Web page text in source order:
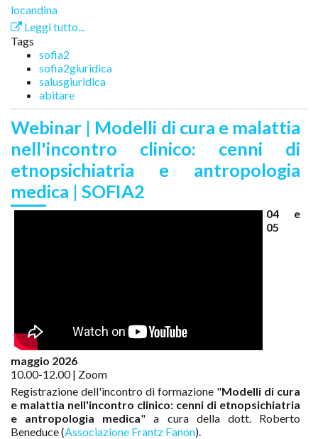
locandina
Leggi tutto...
Tags
sofia2
sofia2giuridica
salusgiuridica
abitare
Webinar | Modelli di cura e malattia
nell'incontro clinico: cenni di
etnopsichiatria e antropologia
medica | SOFIA2
04 e
05
maggio 2026
10.00-12.00 | Zoom
Registrazione dell'incontro di formazione "Modelli di cura
e malattia nell'incontro clinico: cenni di etnopsichiatria
e antropologia medica" a cura della dott. Roberto
Beneduce (Associazione Frantz Fanon).